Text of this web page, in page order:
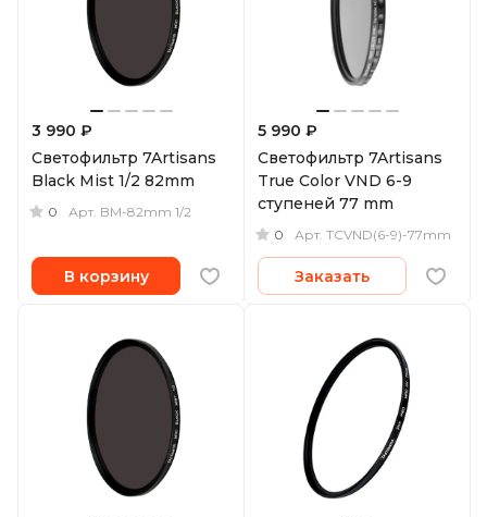
3 990 ₽
Светофильтр 7Artisans
Black Mist 1/2 82mm
0 Арт. BM-82mm 1/2
В корзину
5 990 ₽
Светофильтр 7Artisans
True Color VND 6-9
ступеней 77 mm
0 Арт. TCVND(6-9)-77mm
Заказать